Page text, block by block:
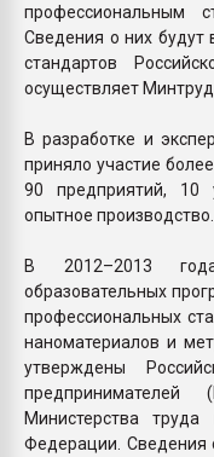
профессиональным
Сведения о них будут
стандартов
осуществляет Минтруд
В разработке и
приняло участие
90 предприятий,
опытное производство.
В 2012–2013
образовательных
профессиональных
наноматериалов и
утверждены
Министерства
Федерации. Сведения